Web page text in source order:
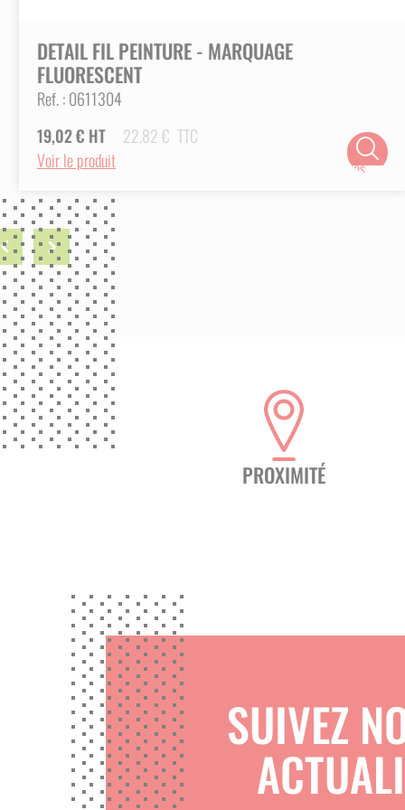
DETAIL FIL PEINTURE - MARQUAGE
FLUORESCENT
Ref. :0611304
19,02€HT 22,82€ TTC
Voir le produit
Choix
Next
PROXIMITÉ
SUIVEZ